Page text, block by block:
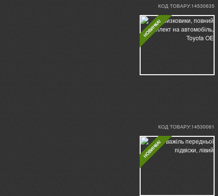
КОД ТОВАРУ:14530635
КОД ТОВАРУ:14530061